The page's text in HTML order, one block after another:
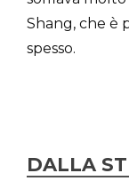
Shang, che è
spesso.
DALLA